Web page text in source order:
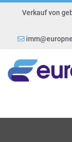
Verkauf von